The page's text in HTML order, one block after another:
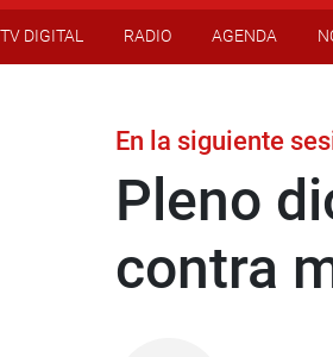
TV DIGITAL RADIO AGENDA
En la siguiente
Pleno
contra